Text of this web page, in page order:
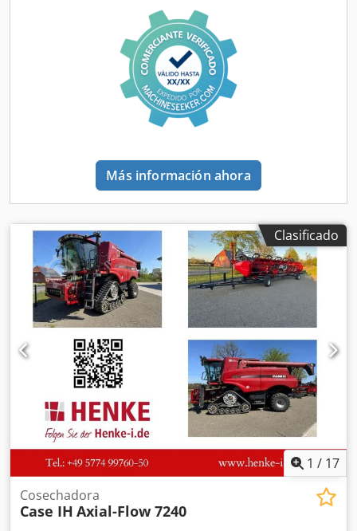
Más información ahora
Clasificado
1 / 17
Cosechadora
Case IH Axial-Flow 7240